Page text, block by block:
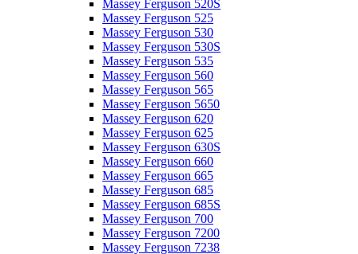
Massey Ferguson 520S
Massey Ferguson 525
Massey Ferguson 530
Massey Ferguson 530S
Massey Ferguson 535
Massey Ferguson 560
Massey Ferguson 565
Massey Ferguson 5650
Massey Ferguson 620
Massey Ferguson 625
Massey Ferguson 630S
Massey Ferguson 660
Massey Ferguson 665
Massey Ferguson 685
Massey Ferguson 685S
Massey Ferguson 700
Massey Ferguson 7200
Massey Ferguson 7238